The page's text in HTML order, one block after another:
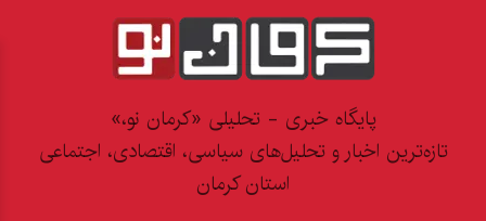
پایگاه خبری - تحلیلی «کرمان نو،»
تازه‌ترین اخبار و تحلیل‌های سیاسی، اقتصادی، اجتماعی
استان کرمان